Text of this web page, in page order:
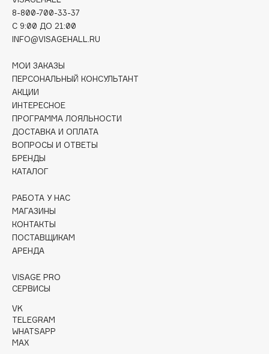
Deonica
Dessange
Dior
Dolce & Gabbana
Dolomit
Dorco
DP Daily Perfection
Dr. Vranjes Firenze
Dr.Althea
Dr.Jart+
DSD de Luxe
Dyson
E
Ecolatier
Ecotools
EGIA
8-800-700-33-37
C 9:00 ДО 21:00
INFO@VISAGEHALL.RU
МОИ ЗАКАЗЫ
ПЕРСОНАЛЬНЫЙ КОНСУЛЬТАНТ
АКЦИИ
ИНТЕРЕСНОЕ
ПРОГРАММА ЛОЯЛЬНОСТИ
ДОСТАВКА И ОПЛАТА
ВОПРОСЫ И ОТВЕТЫ
БРЕНДЫ
КАТАЛОГ
РАБОТА У НАС
МАГАЗИНЫ
КОНТАКТЫ
ПОСТАВЩИКАМ
АРЕНДА
VISAGE PRO
СЕРВИСЫ
VK
TELEGRAM
WHATSAPP
MAX